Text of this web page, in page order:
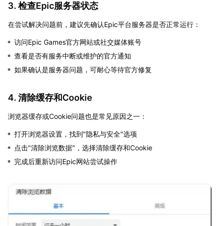
3. 检查Epic服务器状态
在尝试解决问题前，建议先确认Epic平台服务器是否正常运行：
访问Epic Games官方网站或社交媒体账号
查看是否有服务中断或维护的官方通知
如果确认是服务器问题，可耐心等待官方修复
4. 清除缓存和Cookie
浏览器缓存或Cookie问题也是常见原因之一：
打开浏览器设置，找到"隐私与安全"选项
点击"清除浏览数据"，选择清除缓存和Cookie
完成后重新访问Epic网站尝试操作